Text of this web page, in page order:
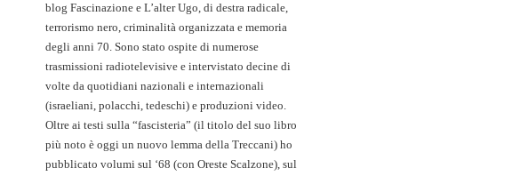
blog Fascinazione e L’alter Ugo, di destra radicale,
terrorismo nero, criminalità organizzata e memoria
degli anni 70. Sono stato ospite di numerose
trasmissioni radiotelevisive e intervistato decine di
volte da quotidiani nazionali e internazionali
(israeliani, polacchi, tedeschi) e produzioni video.
Oltre ai testi sulla “fascisteria” (il titolo del suo libro
più noto è oggi un nuovo lemma della Treccani) ho
pubblicato volumi sul ‘68 (con Oreste Scalzone), sul